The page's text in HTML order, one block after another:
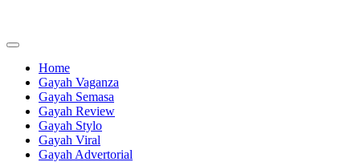
content
Home
Gayah Vaganza
Gayah Semasa
Gayah Review
Gayah Stylo
Gayah Viral
Gayah Advertorial